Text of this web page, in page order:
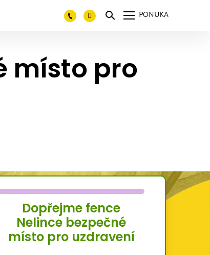
PONUKA
místo pro
Dopřejme fence
Nelince bezpečné
místo pro uzdravení